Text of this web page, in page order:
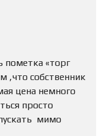
пометка «торг
,что собственник
цена немного
просто
мимо